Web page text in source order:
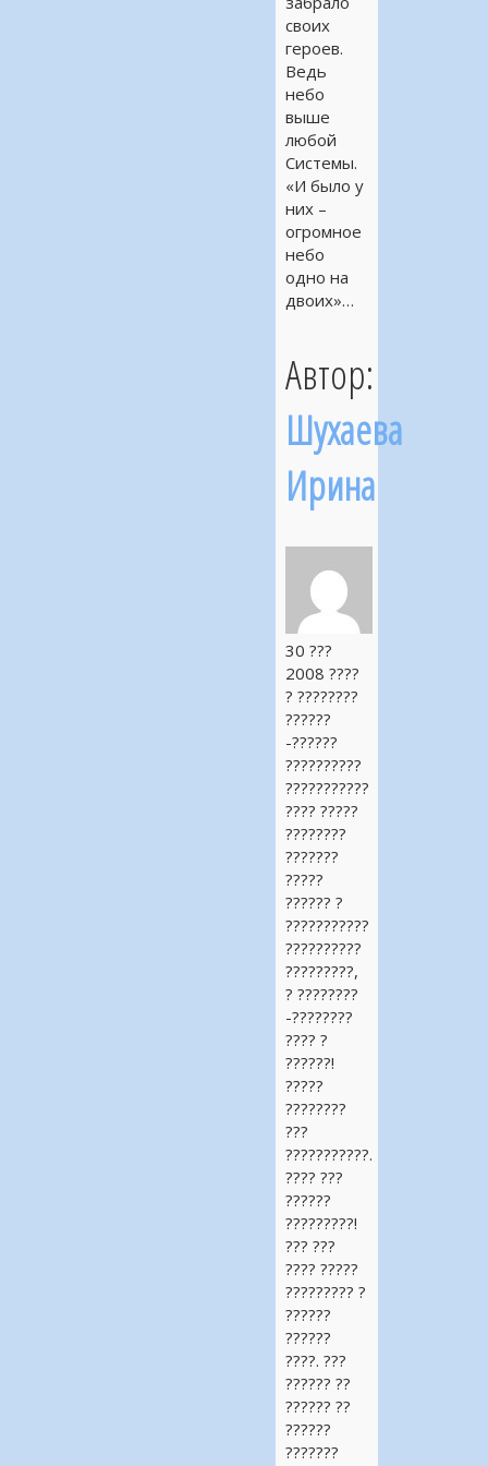
своих
героев.
Ведь
небо
выше
любой
Системы.
«И было у
них –
огромное
небо
одно на
двоих»…
Автор:
Шухаева
Ирина
30 ???
2008 ????
? ????????
??????
-??????
??????????
???????????
???? ?????
????????
???????
?????
?????? ?
???????????
??????????
?????????,
? ????????
-????????
???? ?
??????!
?????
????????
???
???????????.
???? ???
??????
?????????!
??? ???
???? ?????
????????? ?
??????
??????
????. ???
?????? ??
?????? ??
??????
???????